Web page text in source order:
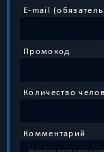
E-mail
Промокод
Количество
Комментарий